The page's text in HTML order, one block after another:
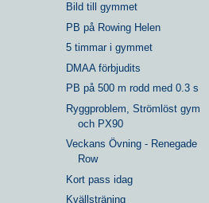
Bild till gymmet
PB på Rowing Helen
5 timmar i gymmet
DMAA förbjudits
PB på 500 m rodd med 0.3 s
Ryggproblem, Strömlöst gym
och PX90
Veckans Övning - Renegade
Row
Kort pass idag
Kvällsträning